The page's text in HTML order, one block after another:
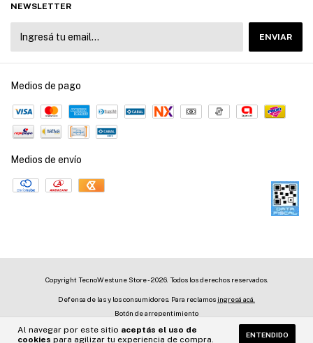
Al navegar por este sitio aceptás el uso de
cookies para agilizar tu experiencia de compra. ENTENDIDO
NEWSLETTER
Medios de pago
Medios de envío
Copyright TecnoWestune Store - 2026. Todos los derechos reservados.
Defensa de las y los consumidores. Para reclamos ingresá acá.
Botón de arrepentimiento